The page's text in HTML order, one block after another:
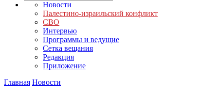
Новости
Палестино-израильский конфликт
СВО
Интервью
Программы и ведущие
Сетка вещания
Редакция
Приложение
Главная Новости